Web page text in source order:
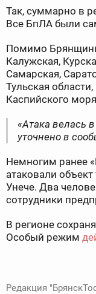
Так, суммарно в
Все БпЛА были
Помимо
Калужская,
Самарская,
Тульская
Каспийского
«Атака велась
уточнено в
Немногим ранее
атаковали
Унече. Два
сотрудники
В регионе
Особый режим
Редакция